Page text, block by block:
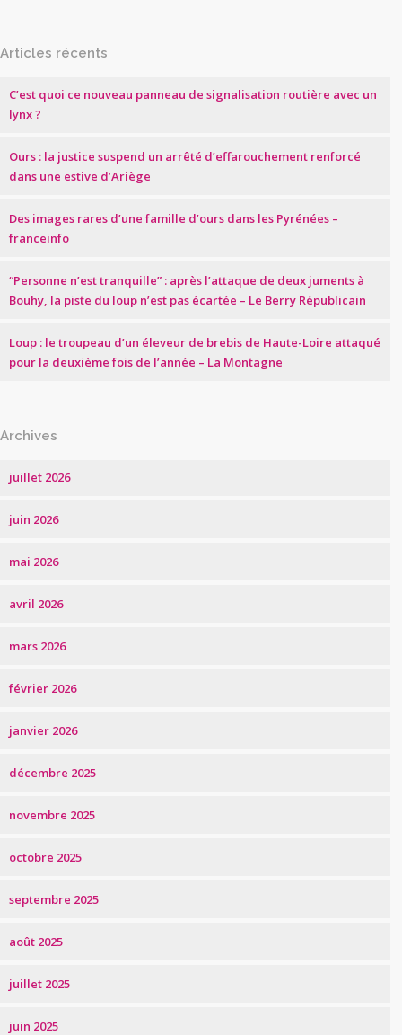
Articles récents
C’est quoi ce nouveau panneau de signalisation routière avec un
lynx ?
Ours : la justice suspend un arrêté d’effarouchement renforcé
dans une estive d’Ariège
Des images rares d’une famille d’ours dans les Pyrénées –
franceinfo
“Personne n’est tranquille” : après l’attaque de deux juments à
Bouhy, la piste du loup n’est pas écartée – Le Berry Républicain
Loup : le troupeau d’un éleveur de brebis de Haute-Loire attaqué
pour la deuxième fois de l’année – La Montagne
Archives
juillet 2026
juin 2026
mai 2026
avril 2026
mars 2026
février 2026
janvier 2026
décembre 2025
novembre 2025
octobre 2025
septembre 2025
août 2025
juillet 2025
juin 2025